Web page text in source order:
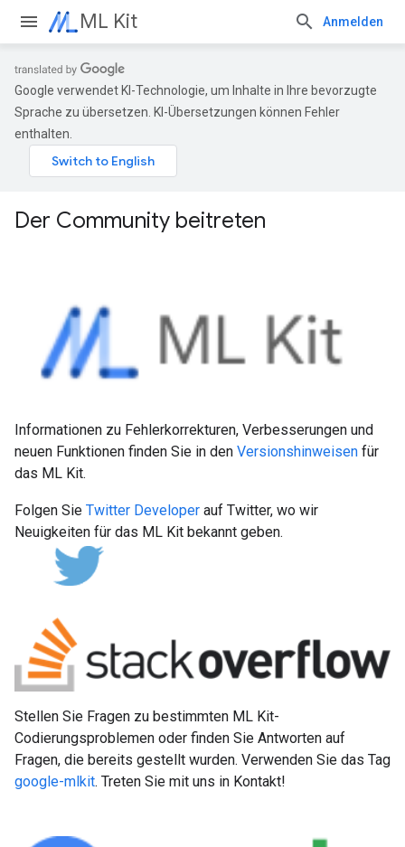
ML Kit Anmelden
Google verwendet KI-Technologie, um Inhalte in Ihre bevorzugte
Sprache zu übersetzen. KI-Übersetzungen können Fehler
enthalten.
Der Community beitreten
Informationen zu Fehlerkorrekturen, Verbesserungen und
neuen Funktionen finden Sie in den Versionshinweisen für
das ML Kit.
Folgen Sie Twitter Developer auf Twitter, wo wir
Neuigkeiten für das ML Kit bekannt geben.
Stellen Sie Fragen zu bestimmten ML Kit-
Codierungsproblemen oder finden Sie Antworten auf
Fragen, die bereits gestellt wurden. Verwenden Sie das Tag
google-mlkit. Treten Sie mit uns in Kontakt!